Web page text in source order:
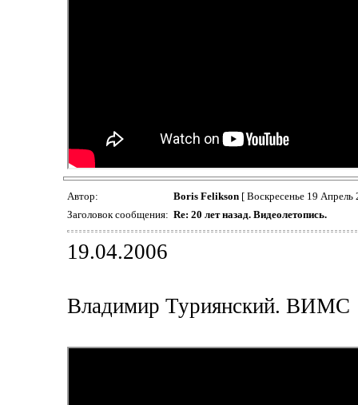
Автор: Boris Felikson[ Воскресенье 19 Апрель
Заголовок сообщения: Re: 20 лет назад. Видеолетопись.
19.04.2006
Владимир Туриянский. ВИМС